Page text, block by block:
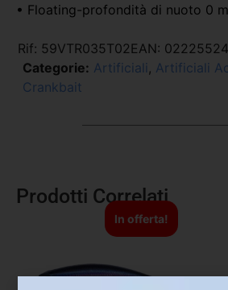
• Floating-profondità di nuoto 0
Rif: 59VTR035T02EAN:
Categorie: Artificiali , Artificiali
Crankbait
Prodotti Correlati
In offerta!